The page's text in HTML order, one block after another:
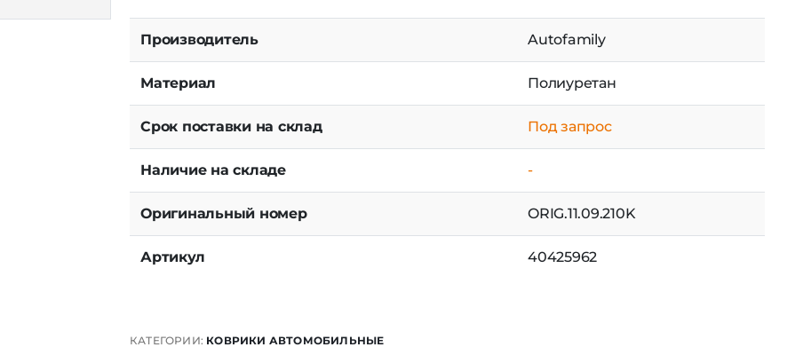
Производитель Autofamily
Материал Полиуретан
Срок поставки на склад Под запрос
Наличие на складе -
Оригинальный номер ORIG.11.09.210K
Артикул 40425962
КАТЕГОРИИ: КОВРИКИ АВТОМОБИЛЬНЫЕ